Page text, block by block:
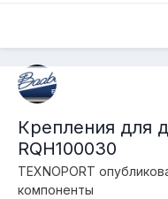
Крепления для
RQH100030
TEXNOPORT
компоненты